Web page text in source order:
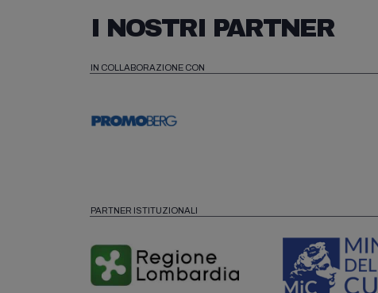
I NOSTRI PARTNER
IN COLLABORAZIONE CON
PARTNER ISTITUZIONALI